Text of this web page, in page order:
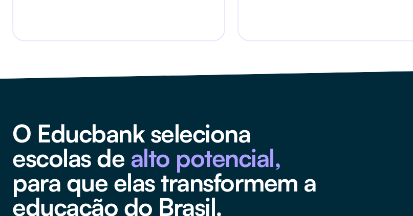
O Educbank seleciona
escolas de alto potencial,
para que elas transformem a
educação do Brasil.